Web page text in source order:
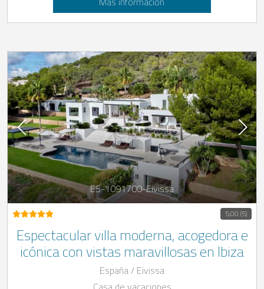
ES-1091700-Eivissa
5,00 (5)
Espectacular villa moderna, acogedora e
icónica con vistas maravillosas en Ibiza
España / Eivissa